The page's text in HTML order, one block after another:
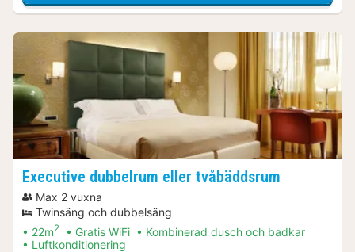
Executive dubbelrum eller tvåbäddsrum
Max 2 vuxna
Twinsäng och dubbelsäng
22m2 Gratis WiFi
Kombinerad dusch och badkar
Luftkonditionering